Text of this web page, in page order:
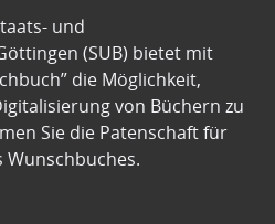
und
(SUB) bietet mit
die Möglichkeit,
von Büchern zu
Sie die Patenschaft für